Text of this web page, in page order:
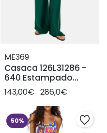
ME369
Casaca 126L31286 -
640 Estampado
crema
143,00€ 286,0€
50%